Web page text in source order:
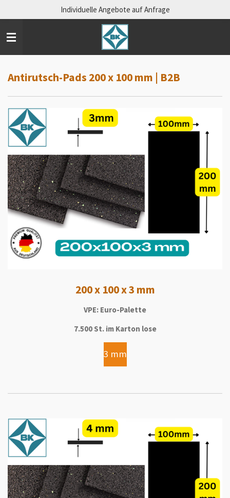
Hauptinhalt
springen
Individuelle Angebote auf Anfrage
Antirutsch-Pads 200 x 100 mm | B2B
200 x 100 x 3 mm
VPE: Euro-Palette
7.500 St. im Karton lose
3 mm